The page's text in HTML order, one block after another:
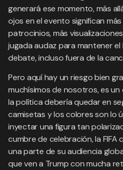
generará ese momento, más
ojos en el evento significan
patrocinios, más
jugada audaz para mantener
debate, incluso fuera de la
Pero aquí hay un riesgo bien
muchísimos de nosotros, es un
la política debería quedar en
camisetas y los colores son lo
inyectar una figura tan
cumbre de celebración, la FIFA
una parte de su audiencia
que ven a Trump con mucha